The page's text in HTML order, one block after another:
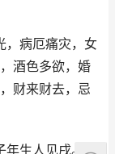
，病厄痛灾，女
酒色多欲，婚
财来财去，忌
年生人见戌。丑